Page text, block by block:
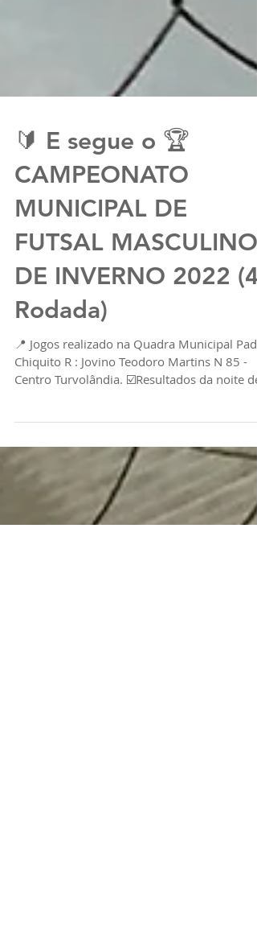
🔰 E segue o 🏆
CAMPEONATO
MUNICIPAL DE
FUTSAL MASCULINO
DE INVERNO 2022 (4ª
Chiquito R : Jovino Teodoro Martins N 85 -
Centro Turvolândia. ☑️Resultados da noite